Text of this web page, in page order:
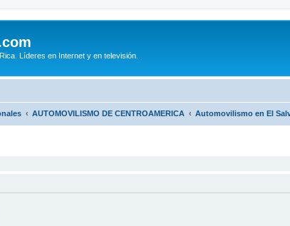
Líderes en Internet y en televisión.
AUTOMOVILISMO DE CENTROAMERICA Automovilismo en El